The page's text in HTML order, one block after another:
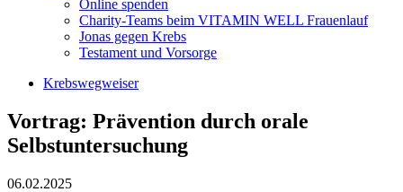
Online spenden
Charity-Teams beim VITAMIN WELL Frauenlauf
Jonas gegen Krebs
Testament und Vorsorge
Krebswegweiser
Vortrag: Prävention durch orale
Selbstuntersuchung
06.02.2025